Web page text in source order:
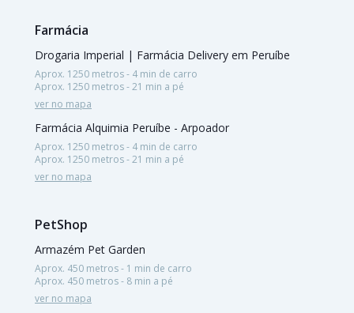
Farmácia
Drogaria Imperial | Farmácia Delivery em Peruíbe
Aprox. 1250 metros - 4 min de carro
Aprox. 1250 metros - 21 min a pé
ver no mapa
Farmácia Alquimia Peruíbe - Arpoador
Aprox. 1250 metros - 4 min de carro
Aprox. 1250 metros - 21 min a pé
ver no mapa
PetShop
Armazém Pet Garden
Aprox. 450 metros - 1 min de carro
Aprox. 450 metros - 8 min a pé
ver no mapa